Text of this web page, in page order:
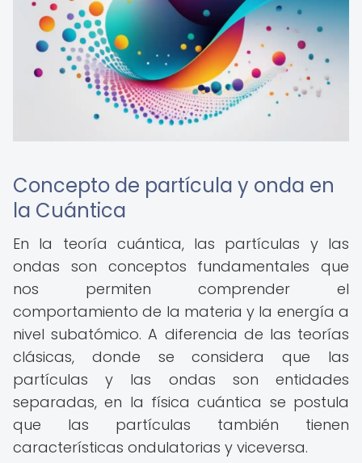
Concepto de partícula y onda en
la Cuántica
En la teoría cuántica, las partículas y las
ondas son conceptos fundamentales que
nos permiten comprender el
comportamiento de la materia y la energía a
nivel subatómico. A diferencia de las teorías
clásicas, donde se considera que las
partículas y las ondas son entidades
separadas, en la física cuántica se postula
que las partículas también tienen
características ondulatorias y viceversa.